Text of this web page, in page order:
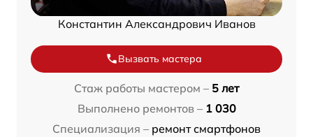
Константин Александрович Иванов
Вызвать мастера
Стаж работы мастером – 5 лет
Выполнено ремонтов – 1 030
Специализация – ремонт смартфонов